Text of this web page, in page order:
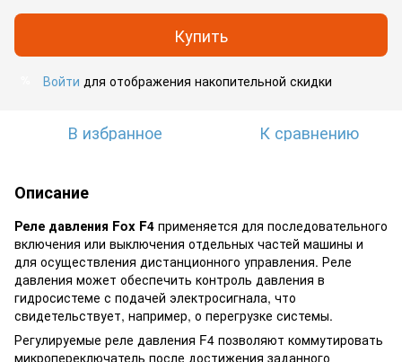
Купить
Войти для отображения накопительной скидки
В избранное К сравнению
Описание
Реле давления Fox F4 применяется для последовательного
включения или выключения отдельных частей машины и
для осуществления дистанционного управления. Реле
давления может обеспечить контроль давления в
гидросистеме с подачей электросигнала, что
свидетельствует, например, о перегрузке системы.
Регулируемые реле давления F4 позволяют коммутировать
микропереключатель после достижения заданного